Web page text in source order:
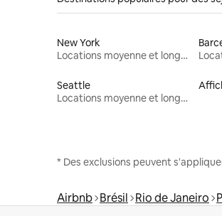
New York
Locations moyenne et longue durée
Seattle
Locations moyenne et longue durée
* Des exclusions peuvent
Airbnb Brésil Rio de Janeiro